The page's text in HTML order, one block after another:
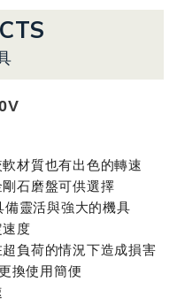
材質也有出色的轉速
石磨盤可供選擇
備靈活與強大的機具
度
負荷的情況下造成損害
換使用簡便